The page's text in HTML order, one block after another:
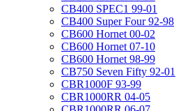
CB400 SPEC1 99-01
CB400 Super Four 92-98
CB600 Hornet 00-02
CB600 Hornet 07-10
CB600 Hornet 98-99
CB750 Seven Fifty 92-01
CBR1000F 93-99
CBR1000RR 04-05